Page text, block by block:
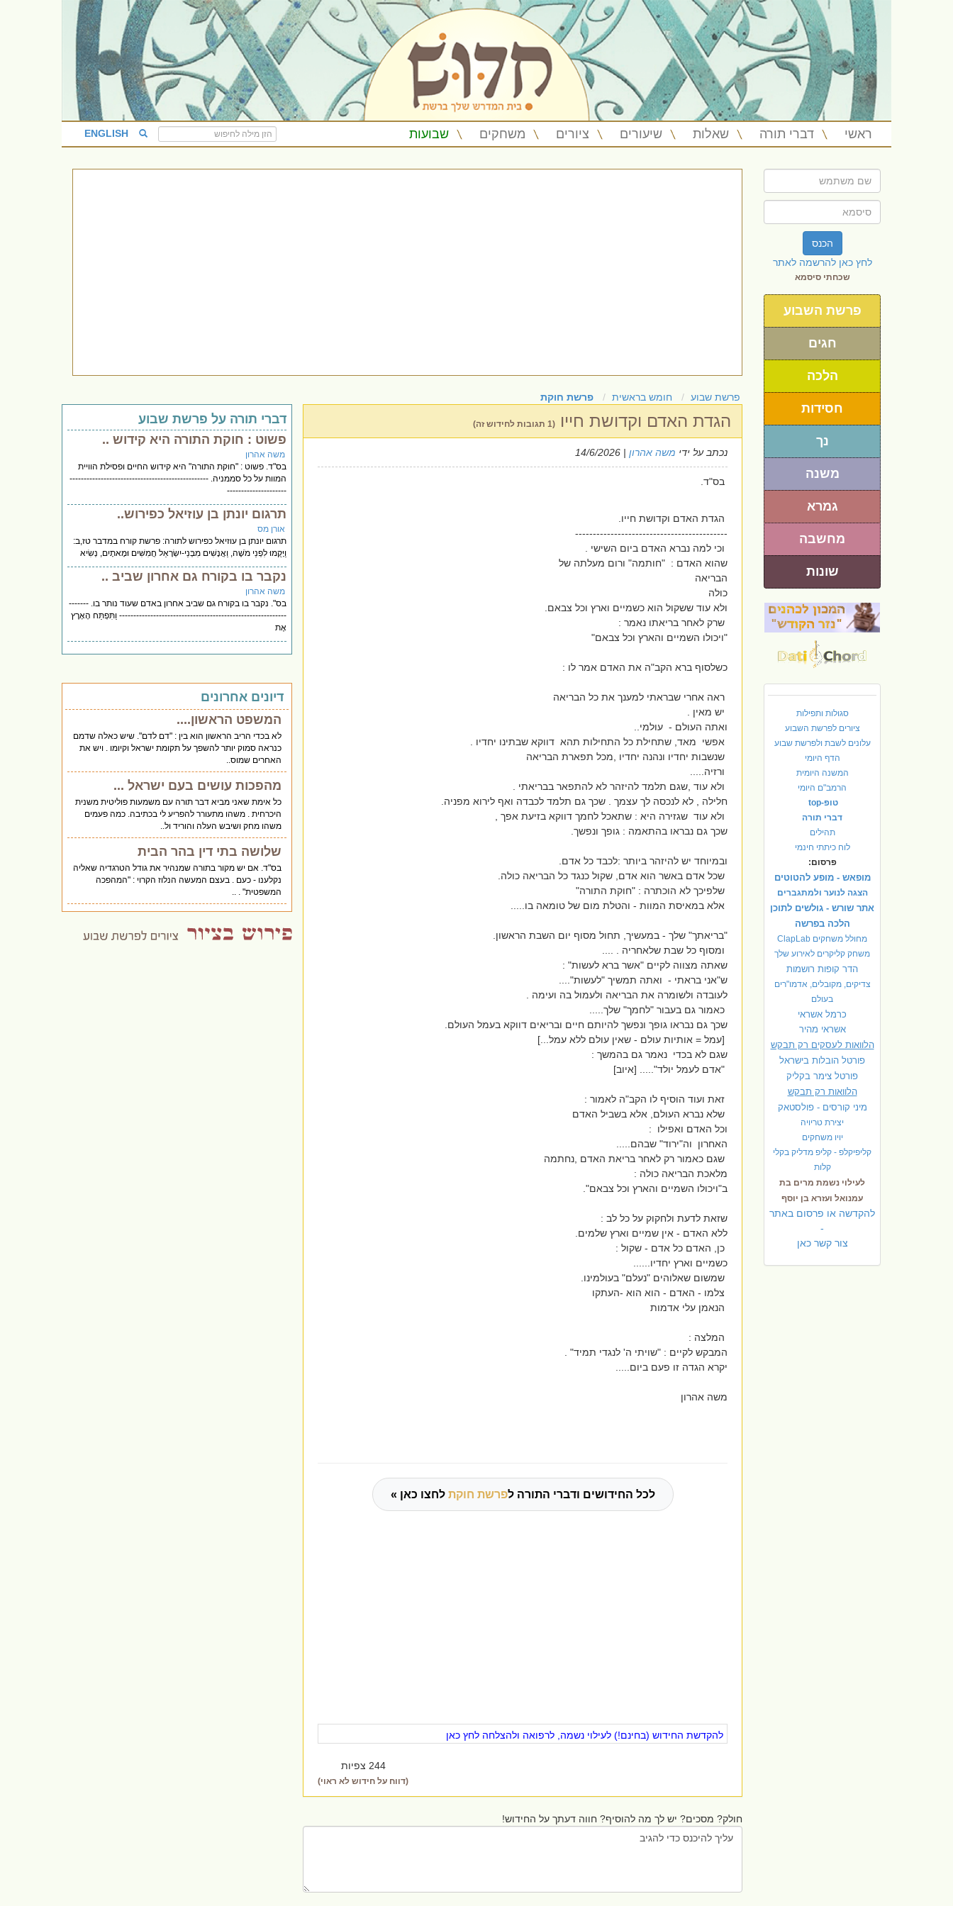
ראשי דברי תורה שאלות שיעורים ציורים משחקים שבועות ENGLISH
הכנס
לחץ כאן להרשמה לאתר
שכחתי סיסמא
פרשת השבוע
חגים
הלכה
חסידות
נך
משנה
גמרא
מחשבה
שונות
סגולות ותפילות
ציורים לפרשת השבוע
עלונים לשבת ולפרשת שבוע
הדף היומי
המשנה היומית
הרמב"ם היומי
טופ-top
דברי תורה
תהילים
לוח כיתתי חינמי
פרסום:
מופאש - מופע להטוטים
הצגה לנוער ולמתגברים
אתר שורש - גולשים לתוכן
הלכה בפרשה
מחולל משחקים ClapLab
משחק קליקרים לאירוע שלך
הדר קופות רושמות
צדיקים, מקובלים, אדמו"רים
בעולם
כרמל אשראי
אשראי מהיר
הלוואות לעסקים רק תבקש
פורטל הובלות בישראל
פורטל צימר בקליק
הלוואות רק תבקש
מיני קורסים - פולסטאק
יצירת טריויה
יויו משחקים
קליפיקלפ - קליפ מדליק בקלי
קלות
לעילוי נשמת מרים בת
עמנואל ועזרא בן יוסף
להקדשה או פרסום באתר
-
צור קשר כאן
פרשת שבוע חומש בראשית פרשת חוקת
הגדת האדם וקדושת חייו (1 תגובות לחידוש זה)
נכתב על ידי משה אהרון | 14/6/2026
בס"ד.
הגדת האדם וקדושת חייו.
-------------------------------------------
וכי למה נברא האדם ביום השישי .
שהוא האדם : "חותמה" ורום מעלתה של
הבריאה
כולה
ולא עוד ששקול הוא כשמיים וארץ וכל צבאם.
שרק לאחר בריאתו נאמר :
"ויכולו השמיים והארץ וכל צבאם"
כשלסוף ברא הקב"ה את האדם אמר לו :
ראה אחרי שבראתי למענך את כל הבריאה
יש מאין .
ואתה העולם - עולמי..
אפשי מאד, שתחילת כל התחילות תהא דווקא שבתינו יחדיו .
שנשבות יחדיו ונהנה יחדיו ,מכל תפארת הבריאה
ורזיה.....
ולא עוד ,שגם תלמד להיזהר לא להתפאר בבריאתי .
חלילה , לא לנכסה לך עצמך . שכך גם תלמד לכבדה ואף לירוא מפניה.
ולא עוד שגזירה היא : שתאכל לחמך דווקא בזיעת אפך ,
שכך גם נבראו בהתאמה : גופך ונפשך.
ובמיוחד יש להיזהר ביותר :לכבד כל אדם.
שכל אדם באשר הוא אדם, שקול כנגד כל הבריאה כולה.
שלפיכך לא הוכתרה : "חוקת התורה"
אלא במאיסת המוות - והטלת מום של טומאה בו.....
"בריאתך" שלך - במעשיך, תחול מסוף יום השבת הראשון.
ומסוף כל שבת שלאחריה . ....
שאתה מצווה לקיים "אשר ברא לעשות" :
ש"אני בראתי - ואתה תמשיך "לעשות"....
לעובדה ולשומרה את הבריאה ולעמול בה ועימה .
כאמור גם בעבור "לחמך" שלך.....
שכך גם נבראו גופך ונפשך להיותם חיים ובריאים דווקא בעמל העולם.
[עמל = אותיות עולם - שאין עולם ללא עמל...]
שגם לא בכדי נאמר גם בהמשך :
"אדם לעמל יולד"..... [איוב]
זאת ועוד הוסיף לו הקב"ה לאמור :
שלא נברא העולם, אלא בשביל האדם
וכל האדם ואפילו :
האחרון וה"ירוד" שבהם.....
שגם כאמור רק לאחר בריאת האדם ,נחתמה
מלאכת הבריאה כולה :
ב"ויכולו השמיים והארץ וכל צבאם".
שזאת לדעת ולחקוק על כל לב :
ללא האדם - אין שמיים וארץ שלמים.
כן, האדם כל אדם - שקול :
כשמיים וארץ יחדיו......
שמשום שאלוהים "נעלם" בעולמינו.
צלמו - האדם - הוא הוא -העתקו
הנאמן עלי אדמות
המלצה :
המבקש לקיים : "שויתי ה' לנגדי תמיד" .
יקרא הגדה זו פעם ביום.....
משה אהרון
לכל החידושים ודברי התורה לפרשת חוקת לחצו כאן »
להקדשת החידוש (בחינם!) לעילוי נשמה, לרפואה ולהצלחה לחץ כאן
244 צפיות
(דווח על חידוש לא ראוי)
חולק? מסכים? יש לך מה להוסיף? חווה דעתך על החידוש!
דברי תורה על פרשת שבוע
פשוט : חוקת התורה היא קידוש ..
משה אהרון
בס"ד. פשוט : "חוקת התורה" היא קידוש החיים ופסילת הוויית
המוות על כל סממניה. -------------------------------------------------
---------------------
תרגום יונתן בן עוזיאל כפירוש..
אורן מס
תרגום יונתן בן עוזיאל כפירוש לתורה: פרשת קורח במדבר טז,ב:
וַיָּקֻמוּ לִפְנֵי מֹשֶׁה, וַאֲנָשִׁים מִבְּנֵי-יִשְׂרָאֵל חֲמִשִּׁים וּמָאתָיִם, נְשִׂיא
נקבר בו בקורח גם אחרון שביב ..
משה אהרון
בס". נקבר בו בקורח גם שביב אחרון באדם שעוד נותר בו. -------
----------------------------------------------------------- וַתִּפְתַּח הָאָרֶץ
אֶת
דיונים אחרונים
המשפט הראשון....
לא בכדי הריב הראשון הוא בין : "דם לדם". שיש כאלה שדמם
כנראה סמוק יותר להשפך על תקומת ישראל וקיומו . ויש את
האחרים שמוס..
מהפכות עושים בעם ישראל ...
כל אימת שאני מביא דבר תורה עם משמעות פוליטית משנית
היכרחית . משהו מתעורר להפריע לי בכתיבה. כמה פעמים
משהו מחק ושיבש העלה והוריד ול..
שלושה בתי דין בהר הבית
בס"ד. אם יש מקור בתורה שמנהיר את גודל הטרגדיה שאליה
נקלענו - כעם . בעצם המעשה הנלוז הקרוי : "המהפכה
המשפטית" . ..